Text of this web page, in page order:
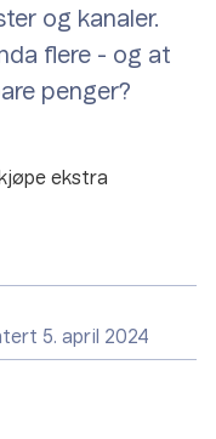
og kanaler.
flere - og at
penger?
5. april 2024